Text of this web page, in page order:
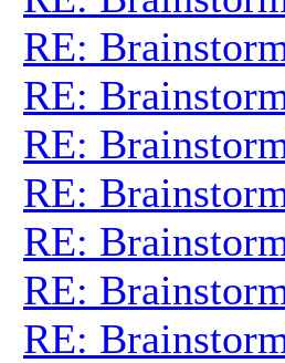
RE:
RE:
RE:
RE:
RE:
RE:
RE: